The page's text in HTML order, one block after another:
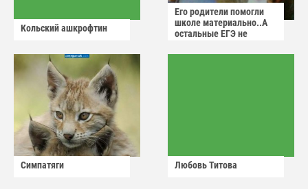
Кольский ашкрофтин
Его родители помогли
школе материально..А
остальные ЕГЭ не
Симпатяги Любовь Титова